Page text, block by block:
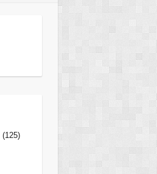
(125)